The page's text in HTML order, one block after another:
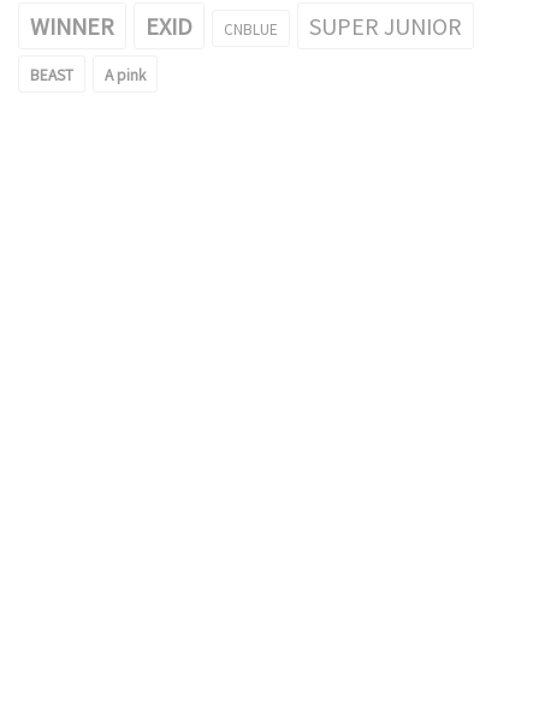
WINNER
EXID CNBLUE SUPER JUNIOR
BEAST A pink